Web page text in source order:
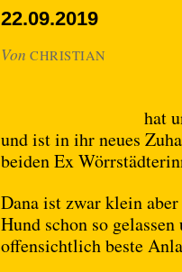
22.09.2019
Von CHRISTIAN
hat
und ist in ihr neues
beiden Ex
Dana ist zwar klein
Hund schon so
offensichtlich beste